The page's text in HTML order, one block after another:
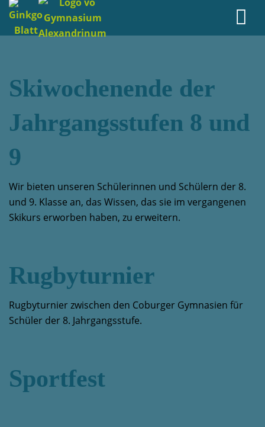
Skiwochenende der
Jahrgangsstufen 8 und
9
Wir bieten unseren Schülerinnen und Schülern der 8.
und 9. Klasse an, das Wissen, das sie im vergangenen
Skikurs erworben haben, zu erweitern.
Rugbyturnier
Rugbyturnier zwischen den Coburger Gymnasien für
Schüler der 8. Jahrgangsstufe.
Sportfest